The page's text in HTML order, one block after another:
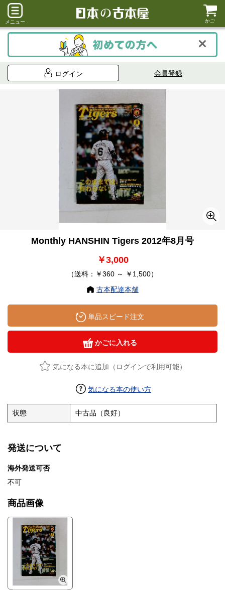
メニュー かご
ログイン 会員登録
Monthly HANSHIN Tigers 2012年8月号
￥3,000
（送料：￥360 ～ ￥1,500）
古本配達本舗
単品スピード注文
かごに入れる
気になる本に追加（ログインで利用可能）
気になる本の使い方
状態 中古品（良好）
発送について
海外発送可否
不可
商品画像